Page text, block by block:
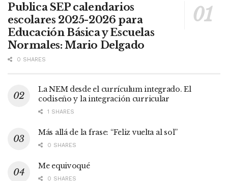
Publica SEP calendarios
escolares 2025-2026 para
Educación Básica y Escuelas
Normales: Mario Delgado
0 SHARES
La NEM desde el currículum integrado. El
codiseño y la integración curricular
1 SHARES
Más allá de la frase: “Feliz vuelta al sol”
0 SHARES
Me equivoqué
0 SHARES